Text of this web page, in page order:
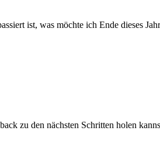
ist, was möchte ich Ende dieses
zu den nächsten Schritten holen